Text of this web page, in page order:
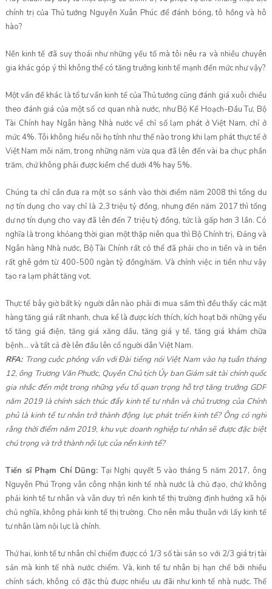
chính trị của Thủ tướng Nguyễn Xuân Phúc để đánh bóng, tô hồng và hô
hào?
Nền kinh tế đã suy thoái như những yếu tố mà tôi nêu ra và nhiều chuyên
gia khác góp ý thì không thể có tăng trưởng kinh tế mạnh đến mức như vậy?
Một vấn đề khác là tổ tư vấn kinh tế của Thủ tướng cũng đánh giá xuôi chiều
theo đánh giá của một số cơ quan nhà nước, như Bộ Kế Hoạch-Đầu Tư, Bộ
Tài Chính hay Ngân hàng Nhà nước về chỉ số lạm phát ở Việt Nam, chỉ ở
mức 4%. Tôi không hiểu nỗi họ tính như thế nào trong khi lạm phát thực tế ở
Việt Nam mỗi năm, trong những năm vừa qua đã lên đến vài ba chục phần
trăm, chứ không phải được kiềm chế dưới 4% hay 5%.
Chúng ta chỉ cần đưa ra một so sánh vào thời điểm năm 2008 thì tổng dư
nợ tín dụng cho vay chỉ là 2,3 triệu tỷ đồng, nhưng đến năm 2017 thì tổng
dư nợ tín dụng cho vay đã lên đến 7 triệu tỷ đồng, tức là gấp hơn 3 lần. Có
nghĩa là trong khỏang thời gian một thập niên qua thì Bộ Chính trị, Đảng và
Ngân hàng Nhà nước, Bộ Tài Chính rất có thể đã phải cho in tiền và in tiền
rất ghê gớm từ 400-500 ngàn tỷ đồng/năm. Và chính việc in tiền như vậy
tạo ra lạm phát tăng vọt.
Thực tế bây giờ bất kỳ người dân nào phải đi mua sắm thì đều thấy các mặt
hàng tăng giá rất nhanh, chưa kể là được kích thích, kích hoạt bởi những yếu
tố tăng giá điện, tăng giá xăng dầu, tăng giá y tế, tăng giá khám chữa
bệnh… và tất cả đè lên đầu lên cổ người dân Việt Nam.
RFA: Trong cuộc phỏng vấn với Đài tiếng nói Việt Nam vào hạ tuần tháng
12, ông Trương Văn Phước, Quyền Chủ tịch Ủy ban Giám sát tài chính quốc
gia nhắc đến một trong những yếu tố quan trọng hỗ trợ tăng trưởng GDP
năm 2019 là chính sách thúc đẩy kinh tế tư nhân và chủ trương của Chính
phủ là kinh tế tư nhân trở thành động lực phát triển kinh tế? Ông có nghĩ
rằng thời điểm năm 2019, khu vực doanh nghiệp tư nhân sẽ được đặc biệt
chú trọng và trở thành nội lực của nền kinh tế?
Tiến sĩ Phạm Chí Dũng:Tại Nghị quyết 5 vào tháng 5 năm 2017, ông
Nguyễn Phú Trọng vẫn công nhận kinh tế nhà nước là chủ đạo, chứ không
phải kinh tế tư nhân và vẫn duy trì nền kinh tế thị trường định hướng xã hội
chủ nghĩa, không phải kinh tế thị trường. Cho nên mâu thuẫn với lấy kinh tế
tư nhân làm nội lực là chính.
Thứ hai, kinh tế tư nhân chỉ chiếm được có 1/3 số tài sản so với 2/3 giá trị tài
sản mà kinh tế nhà nước chiếm. Và, kinh tế tư nhân bị hạn chế bởi nhiều
chính sách, không có đặc thù được nhiều ưu đãi như kinh tế nhà nước. Thế